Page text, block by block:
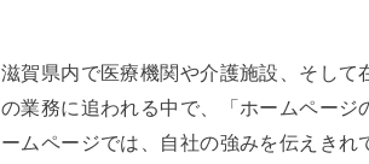
滋賀県内で医療機関や介護施設、そし
の業務に追われる中で、「ホームペー
ームページでは、自社の強みを伝えきれ